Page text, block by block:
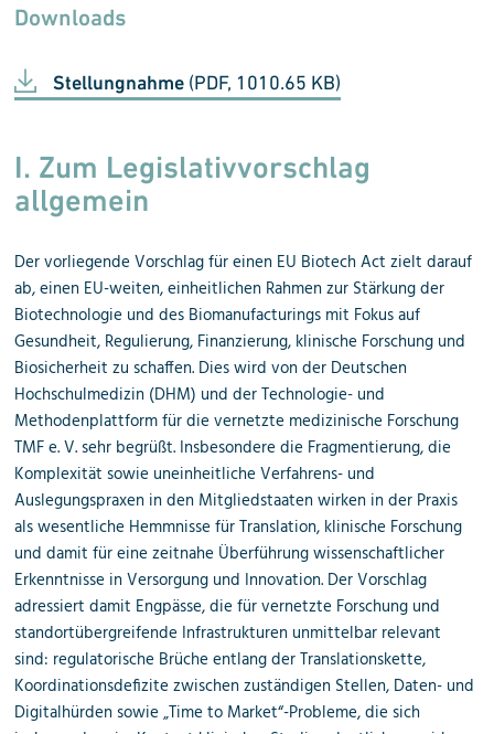
Downloads
Stellungnahme (PDF, 1010.65 KB)
I. Zum Legislativvorschlag
allgemein
Der vorliegende Vorschlag für einen EU Biotech Act zielt darauf
ab, einen EU-weiten, einheitlichen Rahmen zur Stärkung der
Biotechnologie und des Biomanufacturings mit Fokus auf
Gesundheit, Regulierung, Finanzierung, klinische Forschung und
Biosicherheit zu schaffen. Dies wird von der Deutschen
Hochschulmedizin (DHM) und der Technologie- und
Methodenplattform für die vernetzte medizinische Forschung
TMF e. V. sehr begrüßt. Insbesondere die Fragmentierung, die
Komplexität sowie uneinheitliche Verfahrens- und
Auslegungspraxen in den Mitgliedstaaten wirken in der Praxis
als wesentliche Hemmnisse für Translation, klinische Forschung
und damit für eine zeitnahe Überführung wissenschaftlicher
Erkenntnisse in Versorgung und Innovation. Der Vorschlag
adressiert damit Engpässe, die für vernetzte Forschung und
standortübergreifende Infrastrukturen unmittelbar relevant
sind: regulatorische Brüche entlang der Translationskette,
Koordinationsdefizite zwischen zuständigen Stellen, Daten- und
Digitalhürden sowie „Time to Market“-Probleme, die sich